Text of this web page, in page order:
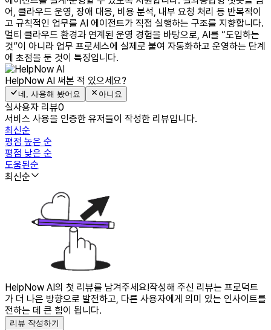
어, 클라우드 운영, 장애 대응, 비용 분석, 내부 요청 처리 등 반복적이
고 규칙적인 업무를 AI 에이전트가 직접 실행하는 구조를 지향합니다.
멀티 클라우드 환경과 연계된 운영 경험을 바탕으로, AI를 “도입하는
것”이 아니라 업무 프로세스에 실제로 붙여 자동화하고 운영하는 단계
에 초점을 둔 것이 특징입니다.
HelpNow AI 써본 적 있으세요?
네, 사용해 봤어요 아니요
실사용자 리뷰0
서비스 사용을 인증한 유저들이 작성한 리뷰입니다.
최신순
평점 높은 순
평점 낮은 순
도움된순
최신순
HelpNow AI의 첫 리뷰를 남겨주세요!작성해 주신 리뷰는 프로덕트
가 더 나은 방향으로 발전하고, 다른 사용자에게 의미 있는 인사이트를
전하는 데 큰 힘이 됩니다.
리뷰 작성하기